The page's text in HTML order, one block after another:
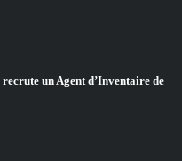
un Agent d’Inventaire de